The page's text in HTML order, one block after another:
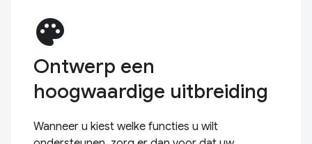
palette
Ontwerp een
hoogwaardige uitbreiding
Wanneer u kiest welke functies u wilt